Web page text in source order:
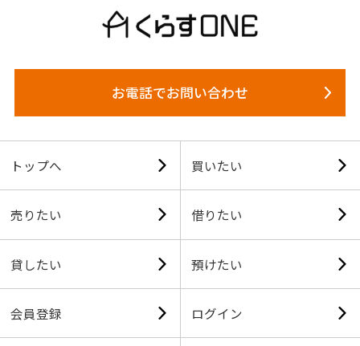
お電話でお問い合わせ
トップへ 買いたい
売りたい 借りたい
貸したい 預けたい
会員登録 ログイン